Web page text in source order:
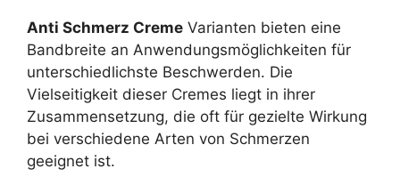
Anti Schmerz Creme Varianten bieten eine
Bandbreite an Anwendungsmöglichkeiten für
unterschiedlichste Beschwerden. Die
Vielseitigkeit dieser Cremes liegt in ihrer
Zusammensetzung, die oft für gezielte Wirkung
bei verschiedene Arten von Schmerzen
geeignet ist.